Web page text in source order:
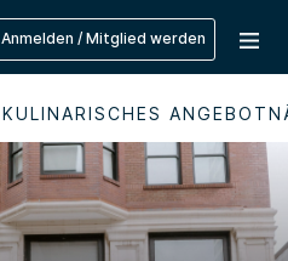
Anmelden / Mitglied werden
KULINARISCHES ANGEBOT